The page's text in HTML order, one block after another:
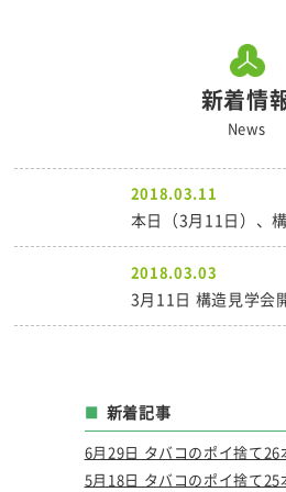
新着情
News
2018.03.11
本日（3月11日）、
2018.03.03
3月11日 構造見学会
新着記事
6月29日 タバコのポイ捨て26
5月18日 タバコのポイ捨て25